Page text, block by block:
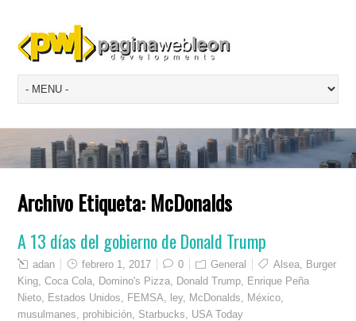
Archivo Etiqueta: McDonalds
A 13 días del gobierno de Donald Trump
adan febrero 1, 2017 0 General Alsea
Burger
King ,Coca Cola Domino's Pizza Donald Trump
Enrique Peña
Nieto
Estados Unidos FEMSA ley, McDonalds México
musulmanes
prohibición Starbucks USA Today